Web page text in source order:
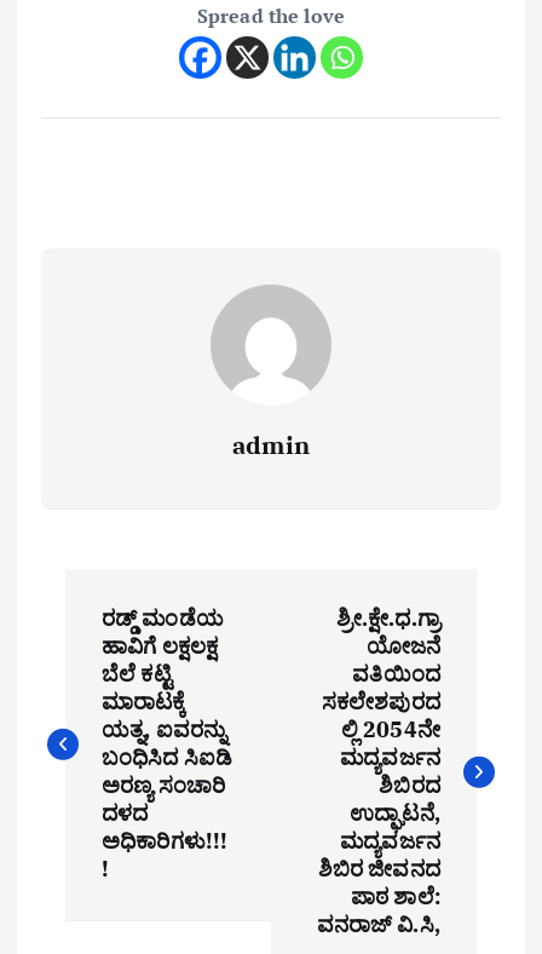
Spread the love
admin
t
ರಡ್ಡ್ ಮಂಡೆಯ
ಹಾವಿಗೆ ಲಕ್ಷಲಕ್ಷ
ಬೆಲೆ ಕಟ್ಟಿ
ಮಾರಾಟಕ್ಕೆ
ಯತ್ನ, ಐವರನ್ನು
ಬಂಧಿಸಿದ ಸಿಐಡಿ
ಅರಣ್ಯ ಸಂಚಾರಿ
ದಳದ
ಅಧಿಕಾರಿಗಳು!!!
!
ಶ್ರೀ.ಕ್ಷೇ.ಧ.ಗ್ರಾ
ಯೋಜನೆ
ವತಿಯಿಂದ
ಸಕಲೇಶಪುರದ
ಲ್ಲಿ 2054ನೇ
ಮದ್ಯವರ್ಜನ
ಶಿಬಿರದ
ಉದ್ಘಾಟನೆ,
ಮದ್ಯವರ್ಜನ
ಶಿಬಿರ ಜೀವನದ
ಪಾಠ ಶಾಲೆ:
ವನರಾಜ್ ವಿ.ಸಿ,